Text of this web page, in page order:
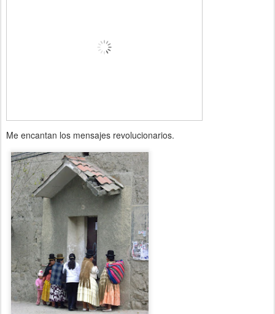
Me encantan los mensajes revolucionarios.